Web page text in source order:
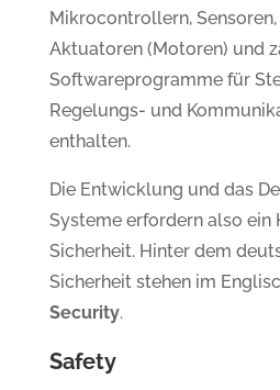
Mikrocontrollern, Sensoren,
Aktuatoren (Motoren) und
Softwareprogramme für
Regelungs- und
enthalten.
Die Entwicklung und das
Systeme erfordern also ein
Sicherheit. Hinter dem
Sicherheit stehen im
Security.
Safety